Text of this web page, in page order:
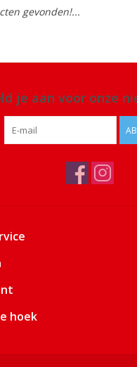
gevonden!...
je aan voor onze
hoek